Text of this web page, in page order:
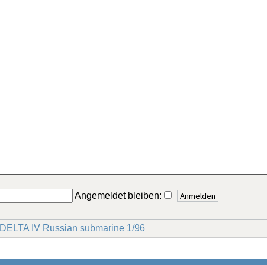
Angemeldet bleiben:
DELTA IV Russian submarine 1/96